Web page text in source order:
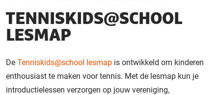
TENNISKIDS@SCHOOL
LESMAP
De Tenniskids@school lesmap is ontwikkeld om kinderen
enthousiast te maken voor tennis. Met de lesmap kun je
introductielessen verzorgen op jouw vereniging,